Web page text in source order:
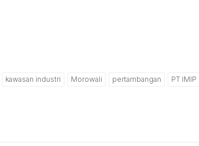
kawasan industri Morowali pertambangan PT IMIP